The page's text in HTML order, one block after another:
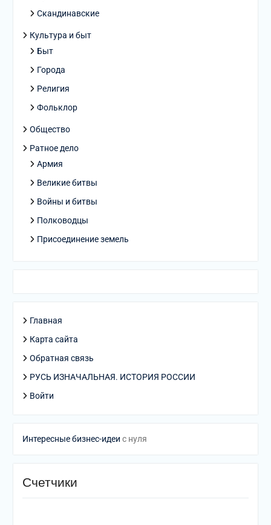
Скандинавские
Культура и быт
Быт
Города
Религия
Фольклор
Общество
Ратное дело
Армия
Великие битвы
Войны и битвы
Полководцы
Присоединение земель
Главная
Карта сайта
Обратная связь
РУСЬ ИЗНАЧАЛЬНАЯ. ИСТОРИЯ РОССИИ
Войти
Интересные бизнес-идеи с нуля
Счетчики